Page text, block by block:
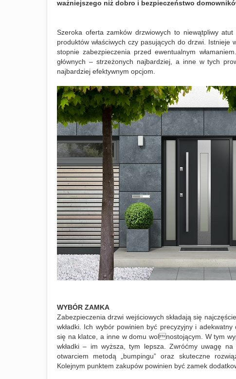
ważniejszego niż dobro i bezpieczeństwo
Szeroka oferta zamków drzwiowych to niewątpliwy
produktów właściwych czy pasujących do drzwi.
stopnie zabezpieczenia przed ewentualnym
głównych – strzeżonych najbardziej, a inne w tych
najbardziej efektywnym opcjom.
WYBÓR ZAMKA
Zabezpieczenia drzwi wejściowych składają się
wkładki. Ich wybór powinien być precyzyjny i
się na klatce, a inne w domu wolnostojącym. W tym
wkładki – im wyższa, tym lepsza. Zwróćmy uwagę na
otwarciem metodą „bumpingu” oraz skuteczne
Kolejnym punktem zakupów powinien być zamek